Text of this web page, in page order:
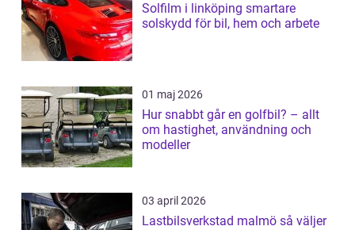
Solfilm i linköping smartare
solskydd för bil, hem och arbete
01 maj 2026
Hur snabbt går en golfbil? – allt
om hastighet, användning och
modeller
03 april 2026
Lastbilsverkstad malmö så väljer